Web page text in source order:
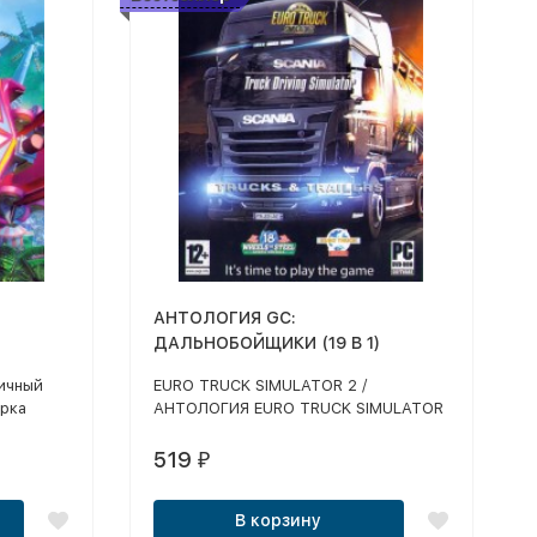
АНТОЛОГИЯ GC:
ДАЛЬНОБОЙЩИКИ (19 В 1)
EURO TRUCK SIMULATOR 2 /
АНТОЛОГИЯ EURO TRUCK SIMULATOR
SIMULATOR (2012) / TRUCKS &
ДАЛЬНОБОЙЩИКИ (5 ШТ) /
АНТОЛОГИЯ 18 СТАЛЬНЫХ КОЛЕС (8
519 ₽
В корзину